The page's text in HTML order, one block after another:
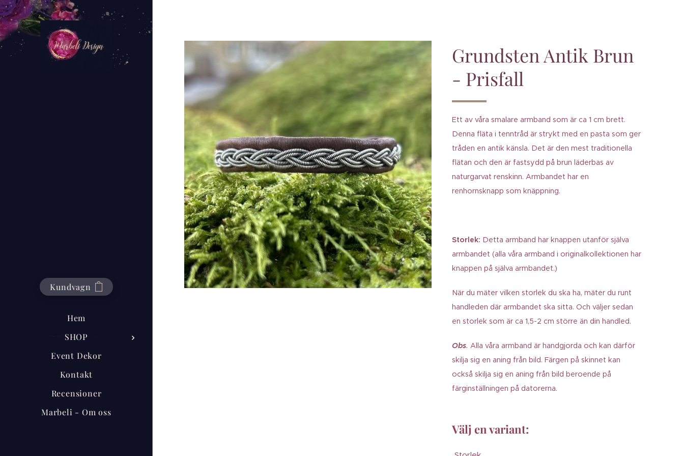
Kundvagn
Hem
SHOP
Event Dekor
Kontakt
Recensioner
Marbeli - Om oss
Grundsten Antik Brun
- Prisfall
Ett av våra smalare armband som är ca 1 cm brett.
Denna fläta i tenntråd är strykt med en pasta som ger
tråden en antik känsla. Det är den mest traditionella
flätan och den är fastsydd på brun läderbas av
naturgarvat renskinn. Armbandet har en
renhornsknapp som knäppning.
Storlek: Detta armband har knappen utanför själva
armbandet (alla våra armband i originalkollektionen har
knappen på själva armbandet.)
När du mäter vilken storlek du ska ha, mäter du runt
handleden där armbandet ska sitta. Och väljer sedan
en storlek som är ca 1,5-2 cm större än din handled.
Obs. Alla våra armband är handgjorda och kan därför
skilja sig en aning från bild. Färgen på skinnet kan
också skilja sig en aning från bild beroende på
färginställningen på datorerna.
Välj en variant: